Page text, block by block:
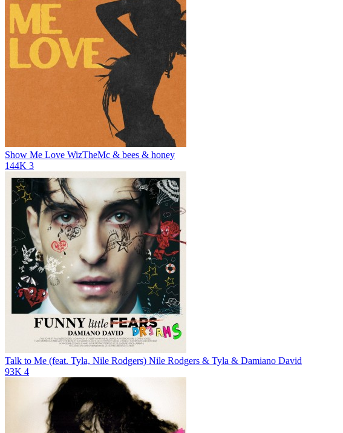
Show Me Love WizTheMc & bees & honey
144K 3
Talk to Me (feat. Tyla, Nile Rodgers) Nile Rodgers & Tyla & Damiano David
93K 4